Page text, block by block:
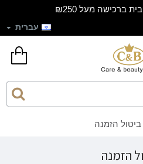
ברכישה מעל ₪250
עברית
ביטול הזמנה
הזמנה